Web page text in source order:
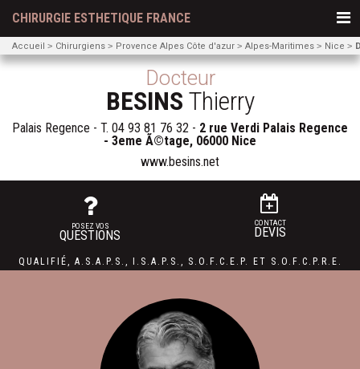
CHIRURGIE ESTHETIQUE FRANCE
Accueil Chirurgiens Provence Alpes Côte d'azur Alpes-Maritimes Nice
Docteur
BESINS Thierry
Palais Regence - T. 04 93 81 76 32 - 2 rue Verdi Palais Regence
- 3eme Ã©tage, 06000 Nice
www.besins.net
POSEZ VOS
QUESTIONS
CONTACT
DEVIS
QUALIFIÉ, A.S.A.P.S. , I.S.A.P.S. , S.O.F.C.E.P. ET S.O.F.C.P.R.E.